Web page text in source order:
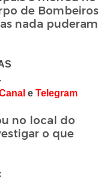
de Bombeiros
nada puderam
.
eTelegram
no local do
o que